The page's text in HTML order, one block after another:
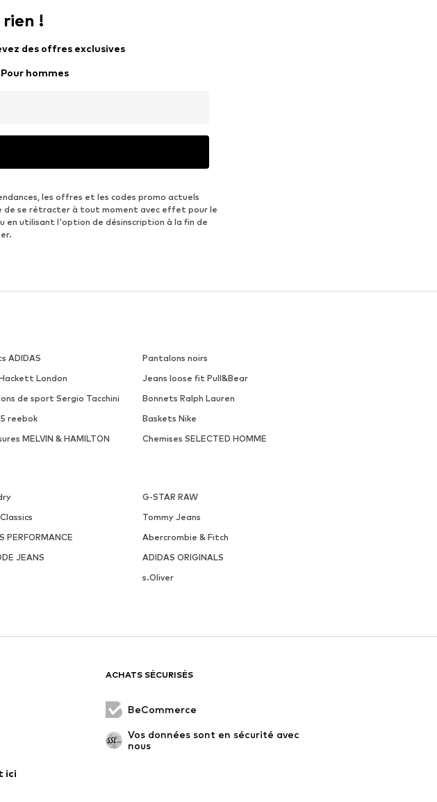
!
des offres exclusives
Pour hommes
les offres et les codes promo actuels
de se rétracter à tout moment avec effet pour le
en utilisant l'option de désinscription à la fin de
ADIDAS
Pantalons noirs
London
Jeans loose fit Pull&Bear
de sport Sergio Tacchini
Bonnets Ralph Lauren
reebok
Baskets Nike
MELVIN & HAMILTON Chemises SELECTED HOMME
G-STAR RAW
Tommy Jeans
PERFORMANCE
Abercrombie & Fitch
JEANS
ADIDAS ORIGINALS
s.Oliver
ici
ACHATS SÉCURISÉS
BeCommerce
Vos données sont en sécurité avec
nous